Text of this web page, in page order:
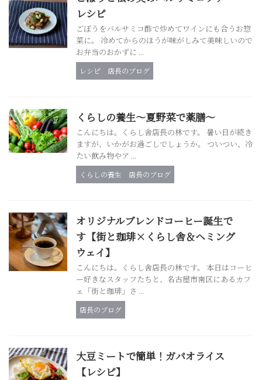
レシピ
ごぼうをバルサミコ酢で炒めてワインにも合うお惣
菜に。 冷めてからのほうが味がしみて美味しいので
お弁当のおかずに ...
レシピ 店長のブログ
くらしの養生～夏野菜で薬膳～
こんにちは。くらし舎店長の林です。 暑い日が続き
ますが、いかがお過ごしでしょうか。 ついつい、冷
たい飲み物やア ...
くらしの養生 店長のブログ
オリジナルブレンドコーヒー誕生で
す【街と珈琲×くらし舎＆ヘミング
ウェイ】
こんにちは。くらし舎店長の林です。 本日はコーヒ
ー好きなスタッフたちと、名古屋市南区にあるカフ
ェ「街と珈琲」さ ...
店長のブログ
大豆ミートで簡単！ガパオライス
【レシピ】